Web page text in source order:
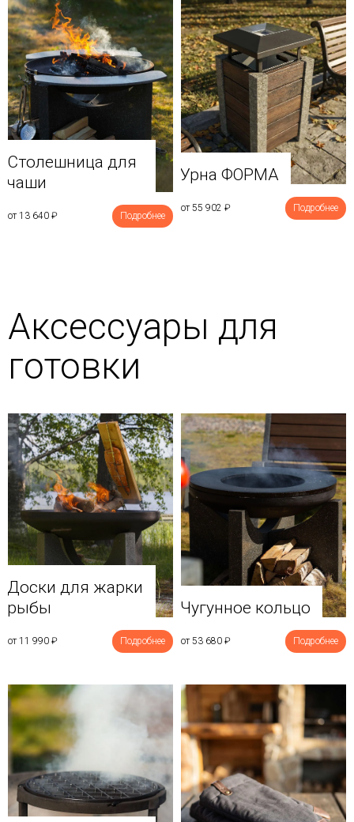
Столешница для
чаши
от 13 640 ₽ Подробнее
Урна ФОРМА
от 55 902 ₽ Подробнее
Аксессуары для
готовки
Доски для жарки
рыбы
от 11 990 ₽ Подробнее
Чугунное кольцо
от 53 680 ₽ Подробнее